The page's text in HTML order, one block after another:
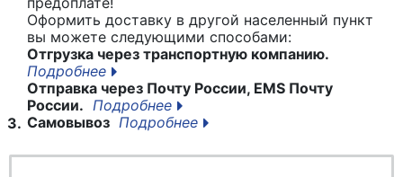
Оформить доставку в другой населенный пункт
вы можете следующими способами:
Отгрузка через транспортную компанию.
Подробнее
Отправка через Почту России, EMS Почту
России. Подробнее
3. Самовывоз Подробнее